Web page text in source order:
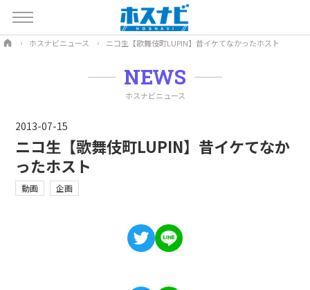
ホスナビニュース ニコ生【歌舞伎町LUPIN】昔イケてなかったホスト
NEWS
ホスナビニュース
2013-07-15
ニコ生【歌舞伎町LUPIN】昔イケてなか
ったホスト
動画 企画